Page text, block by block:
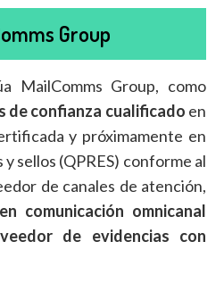
Group
MailComms Group, como
de confianza cualificado en
y próximamente en
sellos (QPRES) conforme al
de canales de atención,
comunicación omnicanal
de evidencias con